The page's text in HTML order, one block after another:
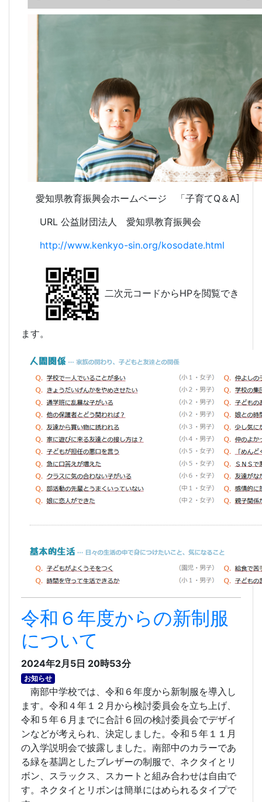
愛知県教育振興会ホームページ 「子育てQ＆A]
URL 公益財団法人 愛知県教育振興会
http://www.kenkyo-sin.org/kosodate.html
二次元コードからHPを閲覧でき
ます。
令和６年度からの新制服
について
2024年2月5日 20時53分
お知らせ
南部中学校では、令和６年度から新制服を導入し
ます。令和４年１２月から検討委員会を立ち上げ、
令和５年６月までに合計６回の検討委員会でデザイ
ンなどが考えられ、決定しました。令和５年１１月
の入学説明会で披露しました。南部中のカラーであ
る緑を基調としたブレザーの制服で、ネクタイとリ
ボン、スラックス、スカートと組み合わせは自由で
す。ネクタイとリボンは簡単にはめられるタイプで